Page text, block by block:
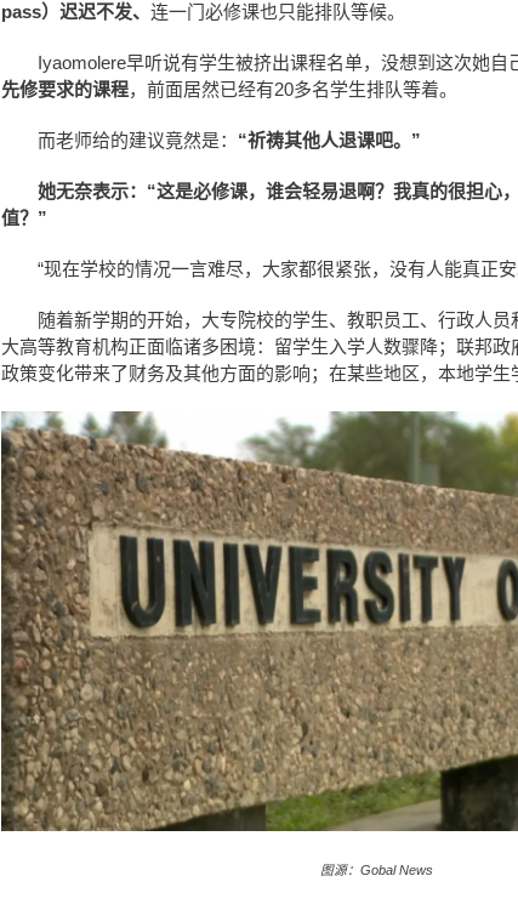
pass）迟迟不发、 连一门必修课也只能排队等候。
Iyaomolere早听说有学生被挤出课程名单，没想到这次她自
先修要求的课程，前面居然已经有20多名学生排队等着。
而老师给的建议竟然是： “祈祷其他人退课吧。”
她无奈表示：“这是必修课，谁会轻易退啊？我真的很担心
值？”
“现在学校的情况一言难尽，大家都很紧张，没有人能真正安
随着新学期的开始，大专院校的学生、教职员工、行政人
大高等教育机构正面临诸多困境：留学生入学人数骤降；联邦
政策变化带来了财务及其他方面的影响；在某些地区，本地学生
图源：Gobal News